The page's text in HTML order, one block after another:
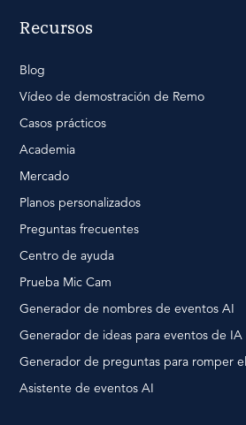
Recursos
Blog
Vídeo de demostración de Remo
Casos prácticos
Academia
Mercado
Planos personalizados
Preguntas frecuentes
Centro de ayuda
Prueba Mic Cam
Generador de nombres de eventos AI
Generador de ideas para eventos de IA
Generador de preguntas para romper
Asistente de eventos AI